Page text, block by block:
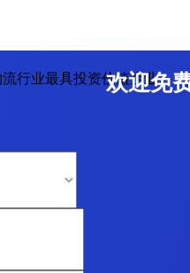
行业最具投资价值企业》
欢迎免